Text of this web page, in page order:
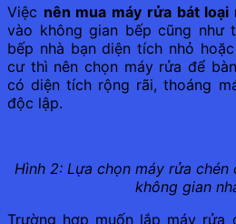
Việc nên mua máy rửa bát loại
vào không gian bếp cũng như
bếp nhà bạn diện tích nhỏ
cư thì nên chọn máy rửa để
có diện tích rộng rãi, thoáng
độc lập.
Hình 2: Lựa chọn máy rửa
không gian
Trường hợp muốn lắp máy rửa